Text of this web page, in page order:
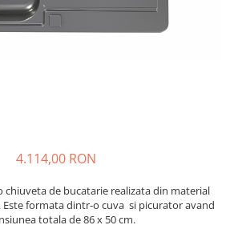
4.114,00 RON
chiuveta de bucatarie realizata din material
. Este formata dintr-o cuva si picurator avand
totala de 86 x 50 cm.